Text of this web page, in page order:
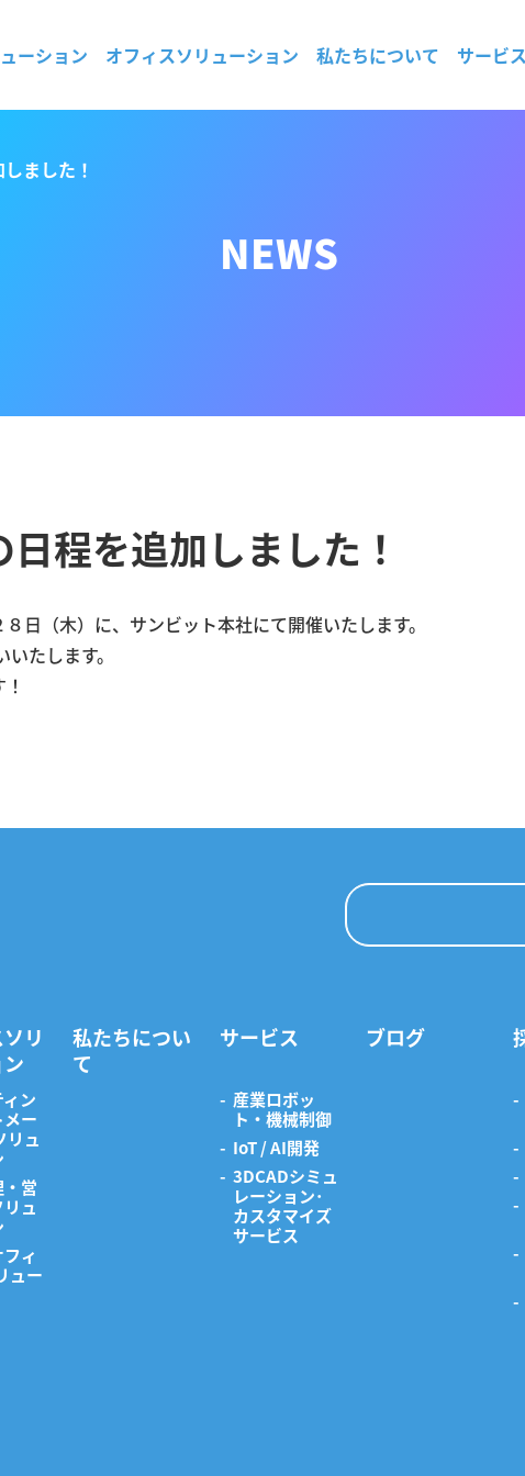
ーション オフィスソリューション 私たちについて サービ
NEWS
程を追加しました！
日（木）に、サンビット本社にて開催いたします。
たします。
ました！
リ
ン
ー
リュ
営
ュ
ィ
ュー
私たちについ
て
サービス
産業ロボッ
ト・機械制御
IoT / AI開発
3DCADシミュ
レーション･
カスタマイズ
サービス
ブログ